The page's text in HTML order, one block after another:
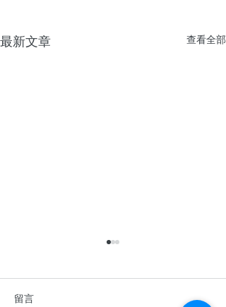
最新文章 查看全部
留言